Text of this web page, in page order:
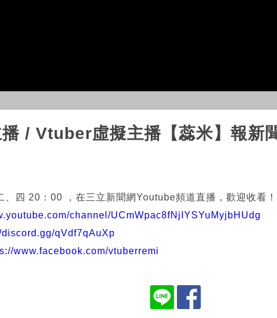
/ Vtuber虛擬主播【蕊米】報新
、四 20：00 ，在三立新聞網Youtube頻道直播，歡迎收看！
channel/UCmWpac8fNjIYSYuMyjbHUdg
discord.gg/qVdf7qAuXp
www.facebook.com/vtuberremi